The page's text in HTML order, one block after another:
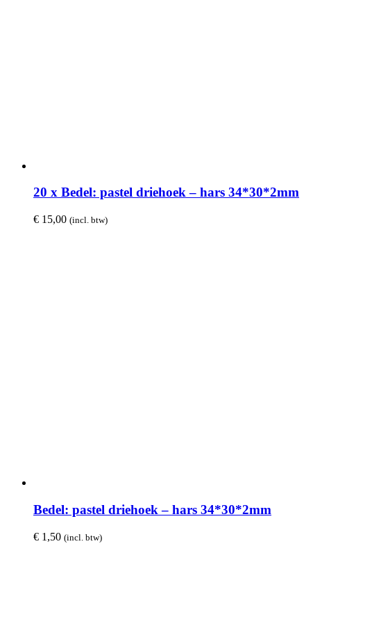
20 x Bedel: pastel driehoek – hars 34*30*2mm
€ 15,00 (incl. btw)
Bedel: pastel driehoek – hars 34*30*2mm
€ 1,50 (incl. btw)